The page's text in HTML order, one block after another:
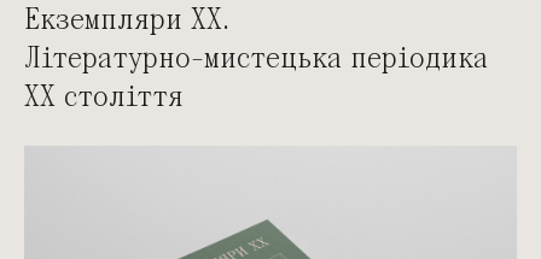
Екземпляри ХХ.
Літературно-мистецька періодика
ХХ століття